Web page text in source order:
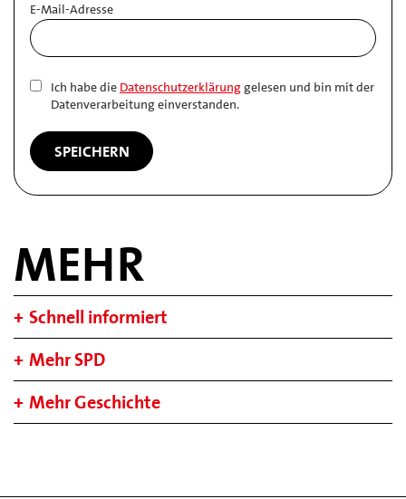
E-Mail-Adresse
Ich habe die Datenschutzerklärung gelesen und bin mit der
Datenverarbeitung einverstanden.
MEHR
Schnell informiert
Mehr SPD
Mehr Geschichte